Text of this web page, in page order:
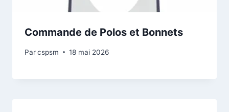
Commande de Polos et Bonnets
Parcspsm 18 mai 2026